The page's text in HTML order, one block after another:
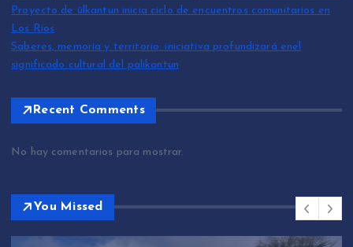
Proyecto de ülkantun inicia ciclo de encuentros comunitarios en
Los Ríos
Saberes, memoria y territorio: iniciativa profundizará enel
significado cultural del palikantun
Recent Comments
No hay comentarios para mostrar.
You Missed